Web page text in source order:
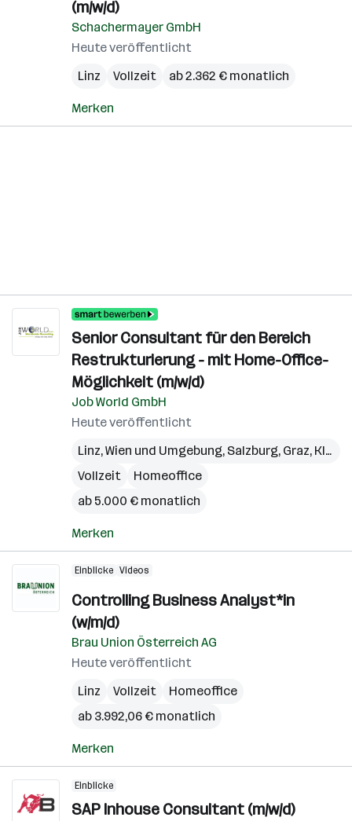
(m/w/d)
Schachermayer GmbH
Heute veröffentlicht
Linz
Vollzeit ab 2.362 € monatlich
Merken
Senior Consultant für den Bereich
Restrukturierung - mit Home-Office-
Möglichkeit (m/w/d)
Job World GmbH
Heute veröffentlicht
Linz,Wien und Umgebung, Salzburg, Graz, Klagenfurt
Vollzeit
Homeoffice
ab 5.000 € monatlich
Merken
Einblicke Videos
Controlling Business Analyst*in
(w/m/d)
Brau Union Österreich AG
Heute veröffentlicht
Linz
Vollzeit
Homeoffice
ab 3.992,06 € monatlich
Merken
Einblicke
SAP Inhouse Consultant (m/w/d)